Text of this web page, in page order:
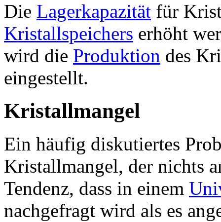
Die Lagerkapazität für
Kristallspeichers erhöht
wird die Produktion des
eingestellt.
Kristallmangel
Ein häufig diskutiertes
Kristallmangel, der nichts
Tendenz, dass in einem
nachgefragt wird als es